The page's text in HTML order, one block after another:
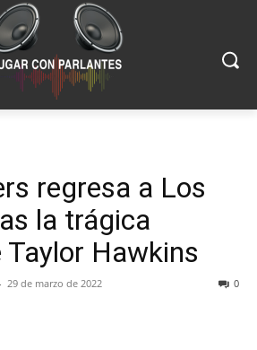
regresa a Los
la trágica
Taylor Hawkins
29 de marzo de 2022 0